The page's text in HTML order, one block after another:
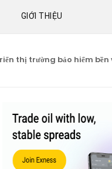
GIỚI THIỆU
trường bảo hiểm bền vững